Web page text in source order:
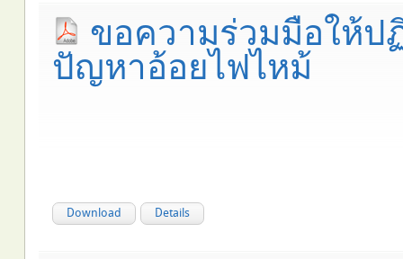
ขอความร่วมมือให้ป
ปัญหาอ้อยไฟไหม้
Download Details